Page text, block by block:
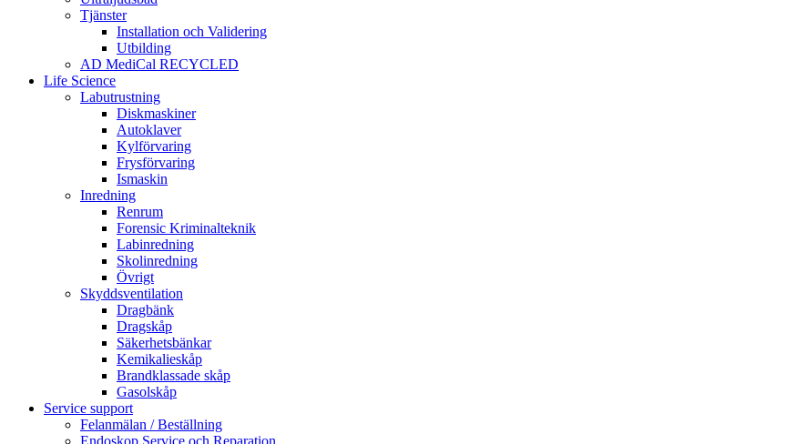
Tjänster
Installation och Validering
Utbilding
AD MediCal RECYCLED
Life Science
Labutrustning
Diskmaskiner
Autoklaver
Kylförvaring
Frysförvaring
Ismaskin
Inredning
Renrum
Forensic Kriminalteknik
Labinredning
Skolinredning
Övrigt
Skyddsventilation
Dragbänk
Dragskåp
Säkerhetsbänkar
Kemikalieskåp
Brandklassade skåp
Gasolskåp
Service support
Felanmälan / Beställning
Endoskop Service och Reparation